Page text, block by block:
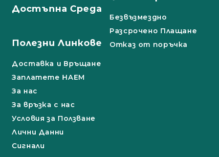
Достъпна Среда
Безвъзмездно
Разсрочено Плащане
Полезни Линкове
Доставка и Връщане
Заплатете НАЕМ
За нас
За връзка с нас
Условия за Ползване
Лични Данни
Сигнали
Отказ от поръчка